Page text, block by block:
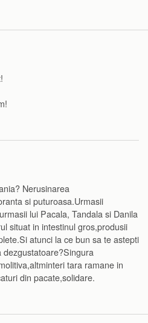
Nerusinarea
si puturoasa.Urmasii
lui Pacala, Tandala si Danila
situat in intestinul gros,produsii
atunci la ce bun sa te astepti
tara ramane in
din pacate,solidare.